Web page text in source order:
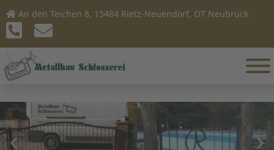
An den Teichen 8, 15484 Rietz-Neuendorf, OT Neubrück